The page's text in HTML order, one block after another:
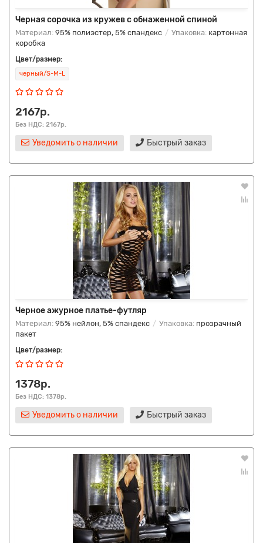
Черная сорочка из кружев с обнаженной спиной
Материал: 95% полиэстер, 5% спандекс Упаковка: картонная
коробка
Цвет/размер:
черный/S-M-L
2167р.
Без НДС: 2167р.
Уведомить о наличии Быстрый заказ
Черное ажурное платье-футляр
Материал: 95% нейлон, 5% спандекс Упаковка: прозрачный
пакет
Цвет/размер:
1378р.
Без НДС: 1378р.
Уведомить о наличии Быстрый заказ